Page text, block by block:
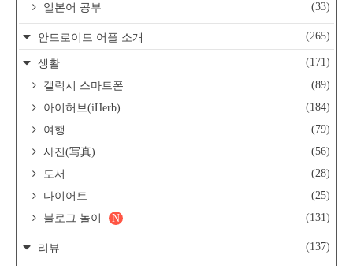
일본어 공부
(33)
안드로이드 어플 소개 (265)
생활
(171)
갤럭시 스마트폰
(89)
아이허브(iHerb)
(184)
여행
(79)
사진(写真)
(56)
도서
(28)
다이어트
(25)
블로그 놀이
(131)
N
리뷰 (137)